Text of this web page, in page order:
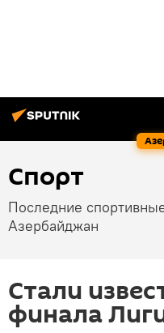
Спорт
Последние
Азербайджан
Стали
финала